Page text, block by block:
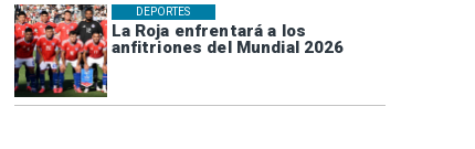
La Roja enfrentará a los
anfitriones del Mundial 2026
DEPORTES